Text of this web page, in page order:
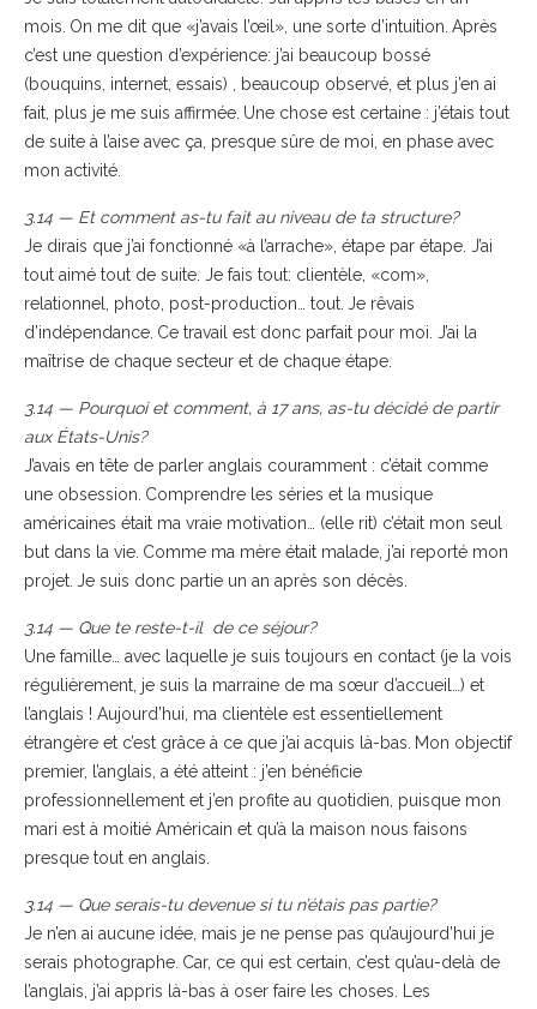
mois. On me dit que «j’avais l’œil», une sorte d’intuition. Après
c’est une question d’expérience: j’ai beaucoup bossé
(bouquins, internet, essais) , beaucoup observé, et plus j’en ai
fait, plus je me suis affirmée. Une chose est certaine : j’étais tout
de suite à l’aise avec ça, presque sûre de moi, en phase avec
mon activité.
3.14 — Et comment as-tu fait au niveau de ta structure?
Je dirais que j’ai fonctionné «à l’arrache», étape par étape. J’ai
tout aimé tout de suite. Je fais tout: clientèle, «com»,
relationnel, photo, post-production… tout. Je rêvais
d’indépendance. Ce travail est donc ­parfait pour moi. J’ai la
maîtrise de chaque secteur et de chaque étape.
3.14 — Pourquoi et comment, à 17 ans, as-tu décidé de partir
aux États-Unis?
J’avais en tête de parler anglais couramment : c’était comme
une obsession. Comprendre les séries et la musique
américaines était ma vraie motivation… (elle rit) c’était mon seul
but dans la vie. Comme ma mère était malade, j’ai reporté mon
projet. Je suis donc partie un an après son décès.
3.14 — Que te reste-t-il de ce séjour?
Une famille… avec laquelle je suis toujours en contact (je la vois
régulièrement, je suis la marraine de ma sœur d’accueil…) et
l’anglais ! Aujourd’hui, ma clientèle est essentiellement
étrangère et c’est grâce à ce que j’ai acquis là-bas. Mon objectif
premier, l’anglais, a été atteint : j’en bénéficie
professionnellement et j’en profite au quotidien, puisque mon
mari est à moitié Américain et qu’à la maison nous faisons
presque tout en anglais.
3.14 — Que serais-tu devenue si tu n’étais pas partie?
Je n’en ai aucune idée, mais je ne pense pas qu’aujourd’hui je
serais photographe. Car, ce qui est certain, c’est qu’au-delà de
l’anglais, j’ai appris là-bas à oser faire les choses. Les